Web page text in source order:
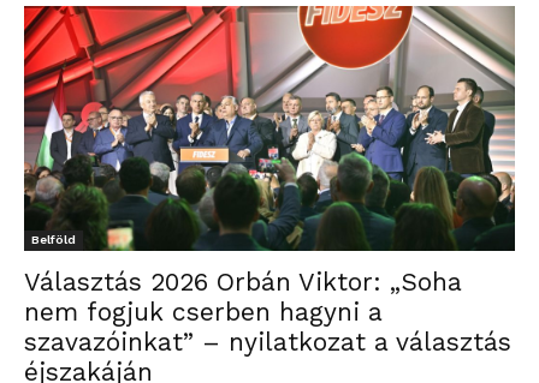
Belföld
Választás 2026 Orbán Viktor: „Soha
nem fogjuk cserben hagyni a
szavazóinkat” – nyilatkozat a választás
éjszakáján